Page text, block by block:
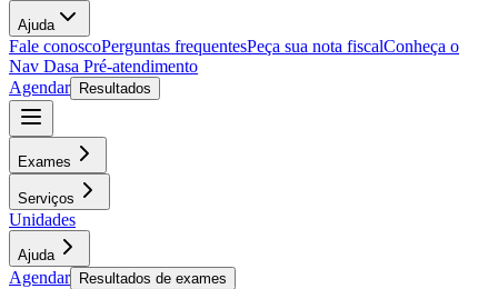
Ajuda
Fale conoscoPerguntas frequentesPeça sua nota fiscalConheça o
Nav Dasa Pré-atendimento
Agendar
Resultados
Exames
Serviços
Unidades
Ajuda
Agendar Resultados de exames